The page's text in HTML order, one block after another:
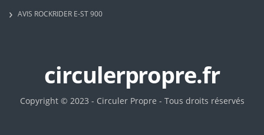
AVIS ROCKRIDER E-ST 900
circulerpropre.fr
Copyright © 2023 - Circuler Propre - Tous droits réservés